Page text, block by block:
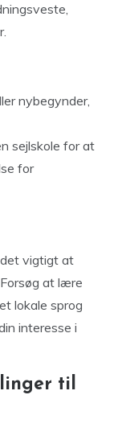
nybegynder,
sejlskole for at
for
det vigtigt at
at lære
lokale sprog
interesse i
til